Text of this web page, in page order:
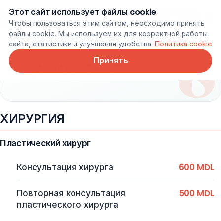
Онлайн запись
Прайс-лист
ХИРУРГИЯ
Пластический хирург
Консультация хирурга 600 MDL
Повторная консультация
пластического хирурга
500 MDL
Этот сайт использует файлы cookie
Чтобы пользоваться этим сайтом, необходимо принять
файлы cookie. Мы используем их для корректной работы
сайта, статистики и улучшения удобства. Политика cookie
Принять